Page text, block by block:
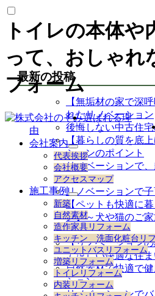
トイレの本体
って、おしゃれ
フォーム
選ばれる理
由
会社案内
サ
ブ
メ
ニ
ュ
ー
を
展
開
代表挨拶
会社概要
アクセスマップ
施工事例
サ
ブ
メ
ニ
ュ
ー
を
展
開
新築
自然素材
造作家具リフォーム
キッチン 洗面化粧台リ
ユニットバスリフォーム
増築リフォーム
トイレリフォーム
内装リフォーム
最新の投稿
【無垢材の家で深
れたリノベーション
後悔しない中古住
【暮らしの質を底
ションのポイント
リノベーションで
り
リノベーションで
【ペットも快適に
ン】～犬や猫のご
～
【リノベーション
て涼しい快適な住
自然素材で快適で
ション
リノベーションで